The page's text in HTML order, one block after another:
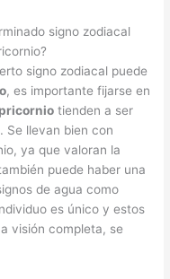
signo zodiacal
signo zodiacal puede
, es importante fijarse en
tienden a ser
Se llevan bien con
ya que valoran la
puede haber una
de agua como
es único y estos
visión completa, se